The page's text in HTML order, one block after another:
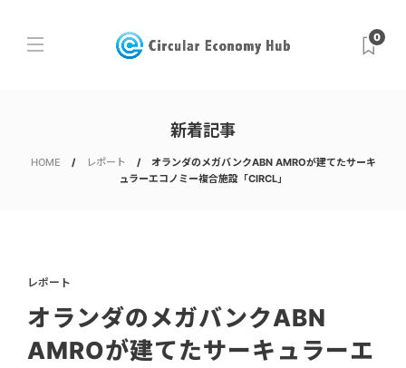
0
新着記事
HOME レポート
オランダのメガバンクABN AMROが建てたサーキ
ュラーエコノミー複合施設「CIRCL」
レポート
オランダのメガバンクABN
AMROが建てたサーキュラーエ